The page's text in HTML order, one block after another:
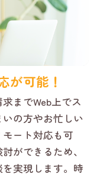
が可能！
までWeb上でス
の方やお忙しい
ート対応も可
ができるため、
実現します。時